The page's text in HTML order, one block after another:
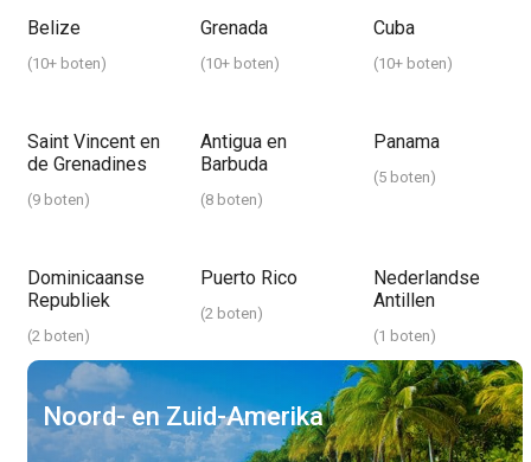
Belize
(10+ boten)
Grenada
(10+ boten)
Cuba
(10+ boten)
Saint Vincent en
de Grenadines
(9 boten)
Antigua en
Barbuda
(8 boten)
Panama
(5 boten)
Dominicaanse
Republiek
(2 boten)
Puerto Rico
(2 boten)
Nederlandse
Antillen
(1 boten)
Noord- en Zuid-Amerika